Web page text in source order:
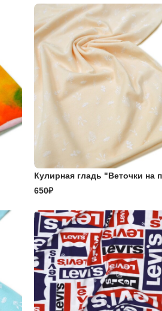
Кулирная гладь "Веточки на
650₽